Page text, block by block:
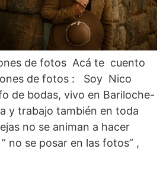
de fotos Acá te cuento
de fotos : Soy Nico
de bodas, vivo en Bariloche-
y trabajo también en toda
no se animan a hacer
no se posar en las fotos” ,